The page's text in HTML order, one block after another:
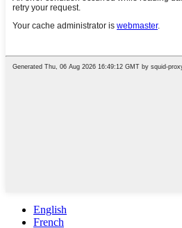
English
French